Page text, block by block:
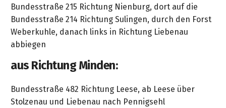
Bundesstraße 215 Richtung Nienburg, dort auf die
Bundesstraße 214 Richtung Sulingen, durch den Forst
Weberkuhle, danach links in Richtung Liebenau
abbiegen
aus Richtung Minden:
Bundesstraße 482 Richtung Leese, ab Leese über
Stolzenau und Liebenau nach Pennigsehl